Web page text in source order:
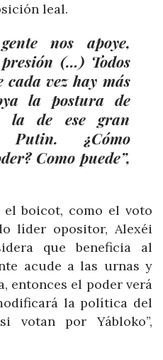
leal.
nos apoye,
(…) Todos
cada vez hay más
la postura de
la de ese gran
¿Cómo
Como puede”,
el boicot, como el voto
líder opositor, Alexéi
que beneficia al
acude a las urnas y
entonces el poder verá
la política del
votan por Yábloko”,